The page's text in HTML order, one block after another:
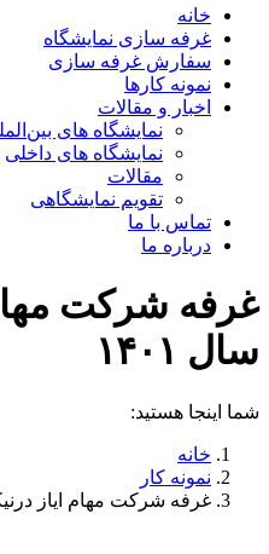
نمونه کارها
اخبار و مقالات
نمایشگاه های
نمایشگاه های داخلی
مقالات
تقویم نمایشگاهی
تماس با ما
درباره ما
غرفه شرکت مهام
سال ۱۴۰۱
شما اینجا هستید:
نمونه کار
غرفه شرکت مهام ایاز